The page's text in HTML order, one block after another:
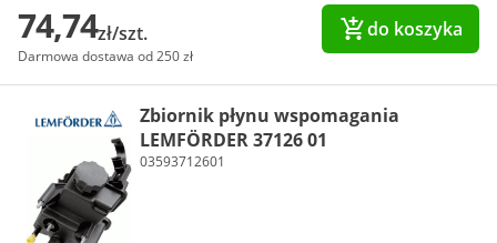
74,74zł/szt.
Darmowa dostawa od 250 zł
do koszyka
Zbiornik płynu wspomagania
LEMFÖRDER 37126 01
03593712601